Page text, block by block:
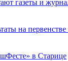
газеты и
на
в Старице